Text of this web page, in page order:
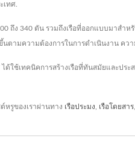
ทศ.
ถึง 340 ตัน รวมถึงเรือที่ออกแบบมาส
ตามความต้องการในการดำเนินงาน คว
ใช้เทคนิคการสร้างเรือที่ทันสมัยและปร
หรูของเราผ่านทาง เรือประมง เรือโดยสาร